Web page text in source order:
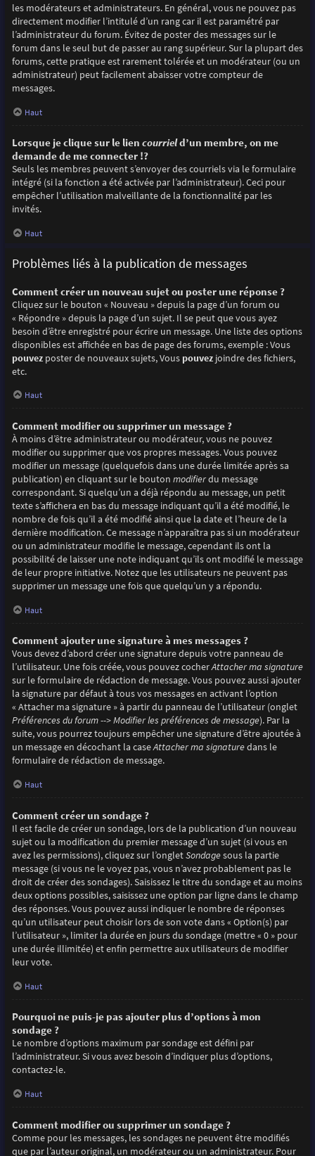
les modérateurs et administrateurs. En général, vous ne pouvez pas
directement modifier l’intitulé d’un rang car il est paramétré par
l’administrateur du forum. Évitez de poster des messages sur le
forum dans le seul but de passer au rang supérieur. Sur la plupart des
forums, cette pratique est rarement tolérée et un modérateur (ou un
administrateur) peut facilement abaisser votre compteur de
messages.
Haut
Lorsque je clique sur le lien courrield’un membre, on me
demande de me connecter !?
Seuls les membres peuvent s’envoyer des courriels via le formulaire
intégré (si la fonction a été activée par l’administrateur). Ceci pour
empêcher l’utilisation malveillante de la fonctionnalité par les
invités.
Haut
Problèmes liés à la publication de messages
Comment créer un nouveau sujet ou poster une réponse ?
Cliquez sur le bouton « Nouveau » depuis la page d’un forum ou
« Répondre » depuis la page d’un sujet. Il se peut que vous ayez
besoin d’être enregistré pour écrire un message. Une liste des options
disponibles est affichée en bas de page des forums, exemple : Vous
pouvezposter de nouveaux sujets, Vous pouvezjoindre des fichiers,
etc.
Haut
Comment modifier ou supprimer un message ?
À moins d’être administrateur ou modérateur, vous ne pouvez
modifier ou supprimer que vos propres messages. Vous pouvez
modifier un message (quelquefois dans une durée limitée après sa
publication) en cliquant sur le bouton modifierdu message
correspondant. Si quelqu’un a déjà répondu au message, un petit
texte s’affichera en bas du message indiquant qu’il a été modifié, le
nombre de fois qu’il a été modifié ainsi que la date et l’heure de la
dernière modification. Ce message n’apparaîtra pas si un modérateur
ou un administrateur modifie le message, cependant ils ont la
possibilité de laisser une note indiquant qu’ils ont modifié le message
de leur propre initiative. Notez que les utilisateurs ne peuvent pas
supprimer un message une fois que quelqu’un y a répondu.
Haut
Comment ajouter une signature à mes messages ?
Vous devez d’abord créer une signature depuis votre panneau de
l’utilisateur. Une fois créée, vous pouvez cocherAttacher ma signature
sur le formulaire de rédaction de message. Vous pouvez aussi ajouter
la signature par défaut à tous vos messages en activant l’option
« Attacher ma signature » à partir du panneau de l’utilisateur (onglet
Préférences du forum --> Modifier les préférences de message). Par la
suite, vous pourrez toujours empêcher une signature d’être ajoutée à
un message en décochant la caseAttacher ma signaturedans le
formulaire de rédaction de message.
Haut
Comment créer un sondage ?
Il est facile de créer un sondage, lors de la publication d’un nouveau
sujet ou la modification du premier message d’un sujet (si vous en
avez les permissions), cliquez sur l’ongletSondagesous la partie
message (si vous ne le voyez pas, vous n’avez probablement pas le
droit de créer des sondages). Saisissez le titre du sondage et au moins
deux options possibles, saisissez une option par ligne dans le champ
des réponses. Vous pouvez aussi indiquer le nombre de réponses
qu’un utilisateur peut choisir lors de son vote dans « Option(s) par
l’utilisateur », limiter la durée en jours du sondage (mettre « 0 » pour
une durée illimitée) et enfin permettre aux utilisateurs de modifier
leur vote.
Haut
Pourquoi ne puis-je pas ajouter plus d’options à mon
sondage ?
Le nombre d’options maximum par sondage est défini par
l’administrateur. Si vous avez besoin d’indiquer plus d’options,
contactez-le.
Haut
Comment modifier ou supprimer un sondage ?
Comme pour les messages, les sondages ne peuvent être modifiés
que par l’auteur original, un modérateur ou un administrateur. Pour